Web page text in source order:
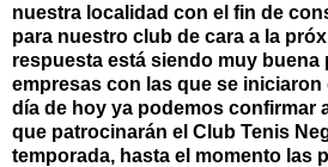
nuestra localidad con el fin de
para nuestro club de cara a la
respuesta está siendo muy buena
empresas con las que se
día de hoy ya podemos confirmar
que patrocinarán el Club Tenis
temporada, hasta el momento las